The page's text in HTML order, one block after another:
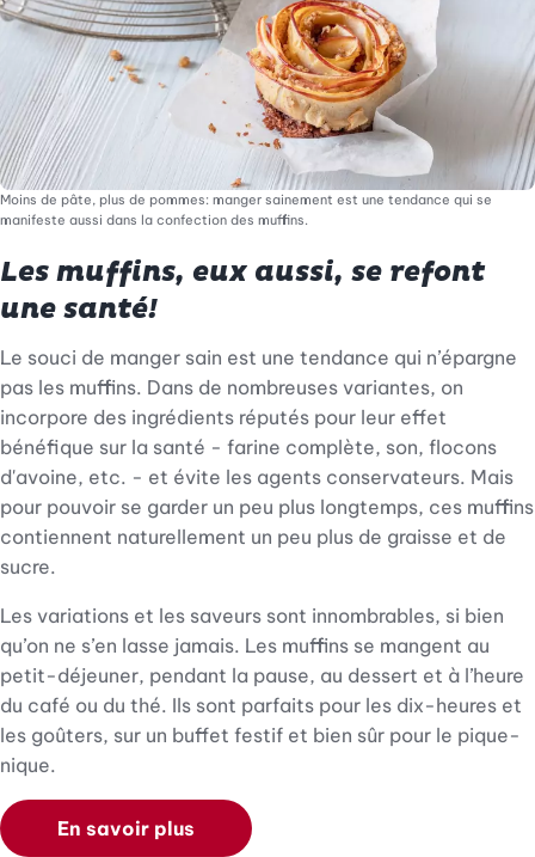
Moins de pâte, plus de pommes: manger sainement est une tendance qui se
manifeste aussi dans la confection des muffins.
Les muffins, eux aussi, se refont
une santé!
Le souci de manger sain est une tendance qui n’épargne
pas les muffins. Dans de nombreuses variantes, on
incorpore des ingrédients réputés pour leur effet
bénéfique sur la santé - farine complète, son, flocons
d'avoine, etc. - et évite les agents conservateurs. Mais
pour pouvoir se garder un peu plus longtemps, ces muffins
contiennent naturellement un peu plus de graisse et de
sucre.
Les variations et les saveurs sont innombrables, si bien
qu’on ne s’en lasse jamais. Les muffins se mangent au
petit-déjeuner, pendant la pause, au dessert et à l’heure
du café ou du thé. Ils sont parfaits pour les dix-heures et
les goûters, sur un buffet festif et bien sûr pour le pique-
nique.
En savoir plus